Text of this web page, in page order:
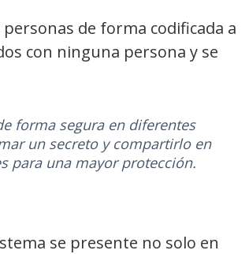
de forma codificada a
con ninguna persona y se
forma segura en diferentes
un secreto y compartirlo en
para una mayor protección.
se presente no solo en